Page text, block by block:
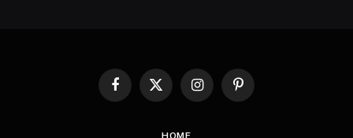
Facebook
X
InstagramPinterest
HOME